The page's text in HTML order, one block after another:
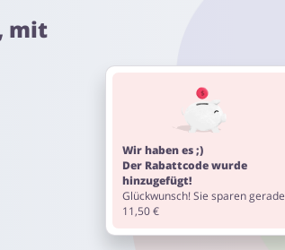
mit
Wir haben es ;)
Der Rabattcode wurde
hinzugefügt!
Glückwunsch! Sie sparen gerade
11,50 €